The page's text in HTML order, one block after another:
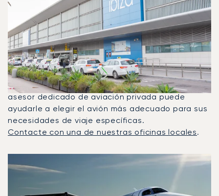
¿Qué Jets Privados Se
Alquilan Con Más Frecuencia
Entre Milán E Ibiza?
En 2025, el Phenom 100, el Beechjet 400A y el
Falcon 2000LX fueron los jets privados más
utilizados para vuelos entre Ibiza y Milán. Un
asesor dedicado de aviación privada puede
ayudarle a elegir el avión más adecuado para sus
necesidades de viaje específicas.
Contacte con una de nuestras oficinas locales.
Modelo de aeronave
Asientos
Velocidad (km/h)